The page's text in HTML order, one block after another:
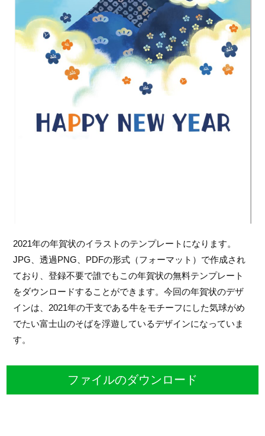
2021年の年賀状のイラストのテンプレートになります。
JPG、透過PNG、PDFの形式（フォーマット）で作成され
ており、登録不要で誰でもこの年賀状の無料テンプレート
をダウンロードすることができます。今回の年賀状のデザ
インは、2021年の干支である牛をモチーフにした気球がめ
でたい富士山のそばを浮遊しているデザインになっていま
す。
ファイルのダウンロード